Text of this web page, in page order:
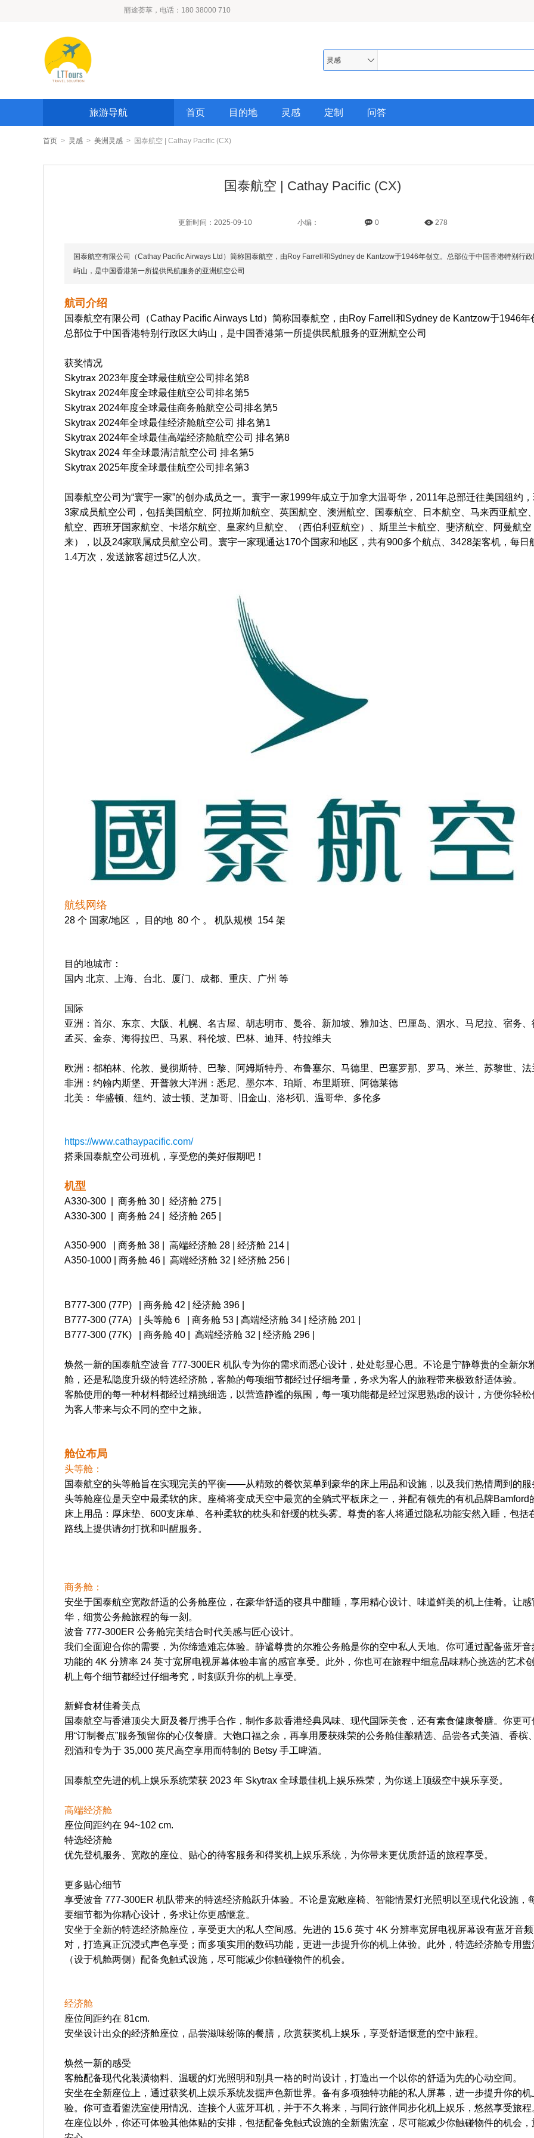
丽途荟萃，电话：180 38000 710
灵感
旅游导航 首页 目的地 灵感 定制 问答
首页 > 灵感 > 美洲灵感 > 国泰航空 | Cathay Pacific (CX)
国泰航空 | Cathay Pacific (CX)
更新时间：2025-09-10 小编： 0 278
国泰航空有限公司（Cathay Pacific Airways Ltd）简称国泰航空，由Roy Farrell和Sydney de Kantzow于1946年创立。总部位于中国香港特别行
屿山，是中国香港第一所提供民航服务的亚洲航空公司
航司介绍
国泰航空有限公司（Cathay Pacific Airways Ltd）简称国泰航空，由Roy Farrell和Sydney de Kantzow于1946年
总部位于中国香港特别行政区大屿山，是中国香港第一所提供民航服务的亚洲航空公司
获奖情况
Skytrax 2023年度全球最佳航空公司排名第8
Skytrax 2024年度全球最佳航空公司排名第5
Skytrax 2024年度全球最佳商务舱航空公司排名第5
Skytrax 2024年全球最佳经济舱航空公司 排名第1
Skytrax 2024年全球最佳高端经济舱航空公司 排名第8
Skytrax 2024 年全球最清洁航空公司 排名第5
Skytrax 2025年度全球最佳航空公司排名第3
国泰航空公司为“寰宇一家”的创办成员之一。寰宇一家1999年成立于加拿大温哥华，2011年总部迁往美国纽约
3家成员航空公司，包括美国航空、阿拉斯加航空、英国航空、澳洲航空、国泰航空、日本航空、马来西亚航空
航空、西班牙国家航空、卡塔尔航空、皇家约旦航空、（西伯利亚航空）、斯里兰卡航空、斐济航空、阿曼航空
来），以及24家联属成员航空公司。寰宇一家现通达170个国家和地区，共有900多个航点、3428架客机，每日
1.4万次，发送旅客超过5亿人次。
航线网络
28 个 国家/地区 ， 目的地 80 个 。 机队规模 154 架
目的地城市：
国内 北京、上海、台北、厦门、成都、重庆、广州 等
国际
亚洲：首尔、东京、大阪、札幌、名古屋、胡志明市、曼谷、新加坡、雅加达、巴厘岛、泗水、马尼拉、宿务、
孟买、金奈、海得拉巴、马累、科伦坡、巴林、迪拜、特拉维夫
欧洲：都柏林、伦敦、曼彻斯特、巴黎、阿姆斯特丹、布鲁塞尔、马德里、巴塞罗那、罗马、米兰、苏黎世、法
非洲：约翰内斯堡、开普敦大洋洲：悉尼、墨尔本、珀斯、布里斯班、阿德莱德
北美： 华盛顿、纽约、波士顿、芝加哥、旧金山、洛杉矶、温哥华、多伦多
https://www.cathaypacific.com/
搭乘国泰航空公司班机，享受您的美好假期吧！
机型
A330-300 | 商务舱 30 | 经济舱 275 |
A330-300 | 商务舱 24 | 经济舱 265 |
A350-900 | 商务舱 38 | 高端经济舱 28 | 经济舱 214 |
A350-1000 | 商务舱 46 | 高端经济舱 32 | 经济舱 256 |
B777-300 (77P) | 商务舱 42 | 经济舱 396 |
B777-300 (77A) | 头等舱 6 | 商务舱 53 | 高端经济舱 34 | 经济舱 201 |
B777-300 (77K) | 商务舱 40 | 高端经济舱 32 | 经济舱 296 |
焕然一新的国泰航空波音 777-300ER 机队专为你的需求而悉心设计，处处彰显心思。不论是宁静尊贵的全新尔
舱，还是私隐度升级的特选经济舱，客舱的每项细节都经过仔细考量，务求为客人的旅程带来极致舒适体验。
客舱使用的每一种材料都经过精挑细选，以营造静谧的氛围，每一项功能都是经过深思熟虑的设计，方便你轻松
为客人带来与众不同的空中之旅。
舱位布局
头等舱：
国泰航空的头等舱旨在实现完美的平衡——从精致的餐饮菜单到豪华的床上用品和设施，以及我们热情周到的服
头等舱座位是天空中最柔软的床。座椅将变成天空中最宽的全躺式平板床之一，并配有领先的有机品牌Bamford
床上用品：厚床垫、600支床单、各种柔软的枕头和舒缓的枕头雾。尊贵的客人将通过隐私功能安然入睡，包括
路线上提供请勿打扰和叫醒服务。
商务舱：
安坐于国泰航空宽敞舒适的公务舱座位，在豪华舒适的寝具中酣睡，享用精心设计、味道鲜美的机上佳肴。让感
华，细赏公务舱旅程的每一刻。
波音 777-300ER 公务舱完美结合时代美感与匠心设计。
我们全面迎合你的需要，为你缔造难忘体验。静谧尊贵的尔雅公务舱是你的空中私人天地。你可通过配备蓝牙音
功能的 4K 分辨率 24 英寸宽屏电视屏幕体验丰富的感官享受。此外，你也可在旅程中细意品味精心挑选的艺术
机上每个细节都经过仔细考究，时刻跃升你的机上享受。
新鲜食材佳肴美点
国泰航空与香港顶尖大厨及餐厅携手合作，制作多款香港经典风味、现代国际美食，还有素食健康餐膳。你更可
用“订制餐点”服务预留你的心仪餐膳。大饱口福之余，再享用屡获殊荣的公务舱佳酿精选、品尝各式美酒、香槟
烈酒和专为于 35,000 英尺高空享用而特制的 Betsy 手工啤酒。
国泰航空先进的机上娱乐系统荣获 2023 年 Skytrax 全球最佳机上娱乐殊荣，为你送上顶级空中娱乐享受。
高端经济舱
座位间距约在 94~102 cm.
特选经济舱
优先登机服务、宽敞的座位、贴心的待客服务和得奖机上娱乐系统，为你带来更优质舒适的旅程享受。
更多贴心细节
享受波音 777-300ER 机队带来的特选经济舱跃升体验。不论是宽敞座椅、智能情景灯光照明以至现代化设施，
要细节都为你精心设计，务求让你更感惬意。
安坐于全新的特选经济舱座位，享受更大的私人空间感。先进的 15.6 英寸 4K 分辨率宽屏电视屏幕设有蓝牙音
对，打造真正沉浸式声色享受；而多项实用的数码功能，更进一步提升你的机上体验。此外，特选经济舱专用盥
（设于机舱两侧）配备免触式设施，尽可能减少你触碰物件的机会。
经济舱
座位间距约在 81cm.
安坐设计出众的经济舱座位，品尝滋味纷陈的餐膳，欣赏获奖机上娱乐，享受舒适惬意的空中旅程。
焕然一新的感受
​客舱配备现代化装潢物料、温暖的灯光照明和别具一格的时尚设计，打造出一个以你的舒适为先的心动空间。
安坐在全新座位上，通过获奖机上娱乐系统发掘声色新世界。备有多项独特功能的私人屏幕，进一步提升你的机
验。你可查看盥洗室使用情况、连接个人蓝牙耳机，并于不久将来，与同行旅伴同步化机上娱乐，悠然享受旅程
在座位以外，你还可体验其他体贴的安排，包括配备免触式设施的全新盥洗室，尽可能减少你触碰物件的机会，